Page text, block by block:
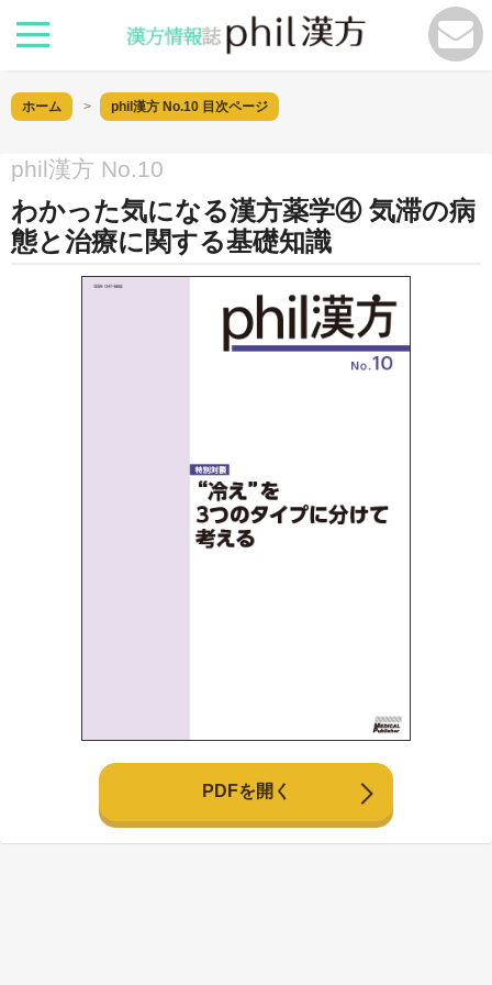
ホーム phil漢方 No.10 目次ページ
phil漢方 No.10
わかった気になる漢方薬学④ 気滞の病
態と治療に関する基礎知識
PDFを開く